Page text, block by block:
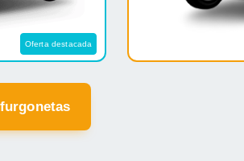
Oferta destacada